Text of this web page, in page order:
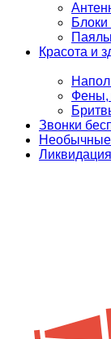
Блоки
Красота и
Фены,
Звонки